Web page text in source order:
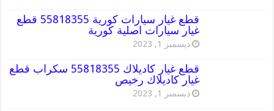
قطع غيار سيارات كورية 55818355 قطع
غيار سيارات اصلية كورية
ديسمبر 1, 2023
قطع غيار كاديلاك 55818355 سكراب قطع
غيار كاديلاك رخيص
ديسمبر 1, 2023